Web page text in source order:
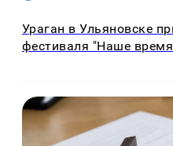
Ураган в Ульяновске
фестиваля "Наше